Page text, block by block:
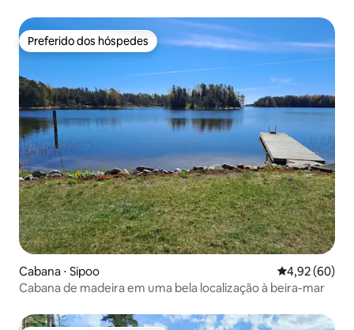
Preferido dos hóspedes
Preferido dos hóspedes
Cabana ⋅ Sipoo 4,92 de uma
4,92 (60)
Cabana de madeira em uma bela localização à beira-mar